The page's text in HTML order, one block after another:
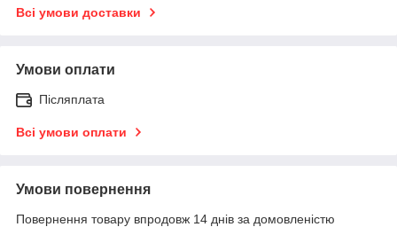
Всі умови доставки
Умови оплати
Післяплата
Всі умови оплати
Умови повернення
Повернення товару впродовж 14 днів за домовленістю